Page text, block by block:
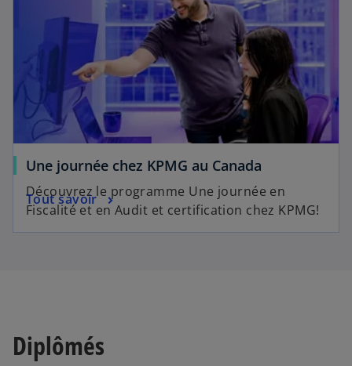
Une journée chez KPMG au Canada
Découvrez le programme Une journée en
Fiscalité et en Audit et certification chez KPMG!
Tout savoir
Diplômés